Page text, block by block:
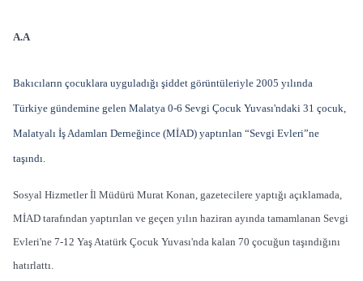
A.A
Bakıcıların çocuklara uyguladığı şiddet görüntüleriyle 2005 yılında
Türkiye gündemine gelen Malatya 0-6 Sevgi Çocuk Yuvası'ndaki 31 çocuk,
Malatyalı İş Adamları Derneğince (MİAD) yaptırılan “Sevgi Evleri”ne
taşındı.
Sosyal Hizmetler İl Müdürü Murat Konan, gazetecilere yaptığı açıklamada,
MİAD tarafından yaptırılan ve geçen yılın haziran ayında tamamlanan Sevgi
Evleri'ne 7-12 Yaş Atatürk Çocuk Yuvası'nda kalan 70 çocuğun taşındığını
hatırlattı.